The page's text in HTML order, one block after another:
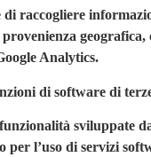
raccogliere
Analytics.
di software di
sviluppate
per l’uso di servizi